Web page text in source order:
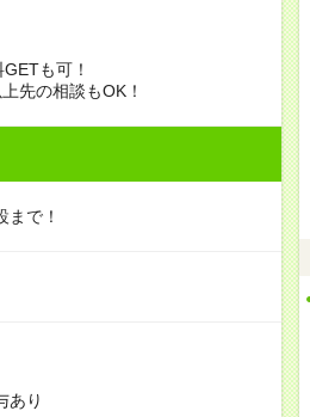
も可！
先の相談もOK！
まで！
あり